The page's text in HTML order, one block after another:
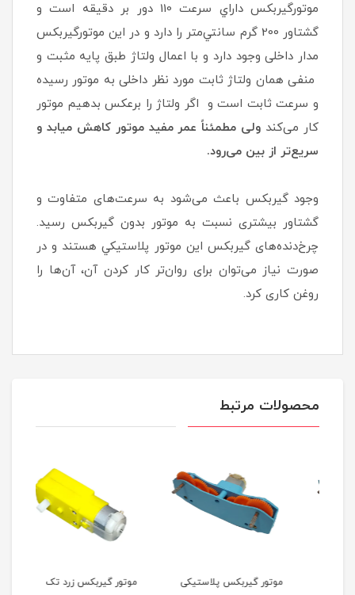
موتورگيربكس داراي سرعت 110 دور بر دقيقه است و
گشتاور 200 گرم سانتي‌متر را دارد و در این موتورگیربکس
مدار داخلی وجود دارد و با اعمال ولتاژ طبق پایه مثبت و
منفی همان ولتاژ ثابت مورد نظر داخلی به موتور رسیده
و سرعت ثابت است و اگر ولتاژ را برعکس بدهیم موتور
کار می‌کند ولی مطمئناً عمر مفید موتور کاهش میابد و
سریع‌تر از بین می‌رود.
وجود گیربکس باعث می‌شود به سرعت‌های متفاوت و
گشتاور بیشتری نسبت به موتور بدون گیربکس رسید.
چرخ‌دنده‌های گیربکس‌ این موتور پلاستيكي هستند و در
صورت نیاز می‌توان برای روان‌تر کار کردن آن، آن‌ها را
روغن کاری کرد.
محصولات مرتبط
موتور گیربکس پلاستیکی
موتور گیربکس زرد تک